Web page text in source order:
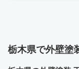
栃木県で外壁塗